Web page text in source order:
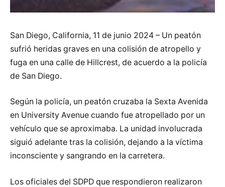
San Diego, California, 11 de junio 2024 – Un peatón
sufrió heridas graves en una colisión de atropello y
fuga en una calle de Hillcrest, de acuerdo a la policía
de San Diego.
Según la policía, un peatón cruzaba la Sexta Avenida
en University Avenue cuando fue atropellado por un
vehículo que se aproximaba. La unidad involucrada
siguió adelante tras la colisión, dejando a la víctima
inconsciente y sangrando en la carretera.
Los oficiales del SDPD que respondieron realizaron